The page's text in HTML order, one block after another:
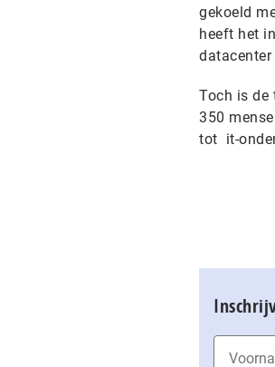
gekoeld
heeft het
Toch is de
350
tot it-